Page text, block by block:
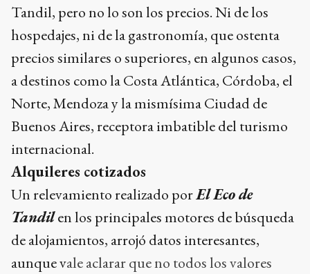
Tandil, pero no lo son los precios. Ni de los
hospedajes, ni de la gastronomía, que ostenta
precios similares o superiores, en algunos casos,
a destinos como la Costa Atlántica, Córdoba, el
Norte, Mendoza y la mismísima Ciudad de
Buenos Aires, receptora imbatible del turismo
internacional.
Alquileres cotizados
Un relevamiento realizado porEl Eco de
Tandilen los principales motores de búsqueda
de alojamientos, arrojó datos interesantes,
aunque vale aclarar que no todos los valores